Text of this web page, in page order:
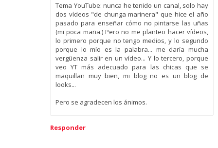
Tema YouTube: nunca he tenido un canal, solo hay
dos vídeos "de chunga marinera" que hice el año
pasado para enseñar cómo no pintarse las uñas
(mi poca maña.) Pero no me planteo hacer vídeos,
lo primero porque no tengo medios, y lo segundo
porque lo mío es la palabra... me daría mucha
vergüenza salir en un vídeo... Y lo tercero, porque
veo YT más adecuado para las chicas que se
maquillan muy bien, mi blog no es un blog de
looks...
Pero se agradecen los ánimos.
Responder